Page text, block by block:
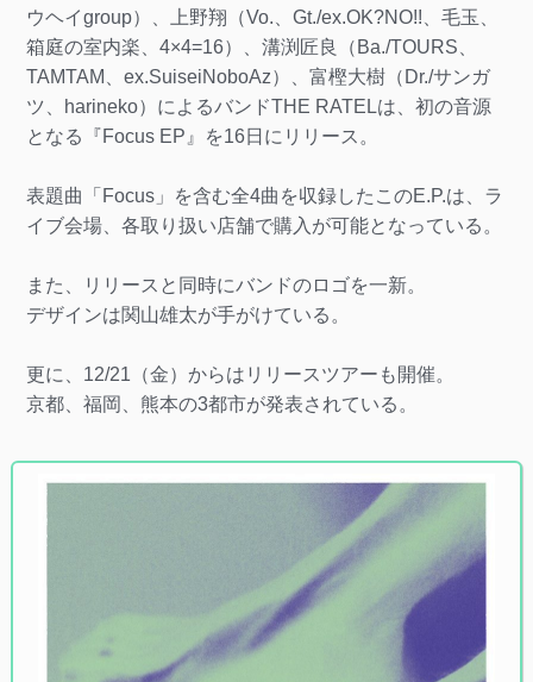
ウヘイgroup）、上野翔（Vo.、Gt./ex.OK?NO!!、毛玉、
箱庭の室内楽、4×4=16）、溝渕匠良（Ba./TOURS、
TAMTAM、ex.SuiseiNoboAz）、富樫大樹（Dr./サンガ
ツ、harineko）によるバンドTHE RATELは、初の音源
となる『Focus EP』を16日にリリース。
表題曲「Focus」を含む全4曲を収録したこのE.P.は、ラ
イブ会場、各取り扱い店舗で購入が可能となっている。
また、リリースと同時にバンドのロゴを一新。
デザインは関山雄太が手がけている。
更に、12/21（金）からはリリースツアーも開催。
京都、福岡、熊本の3都市が発表されている。